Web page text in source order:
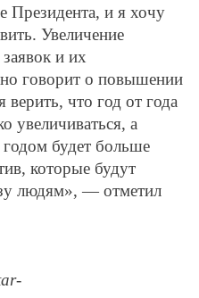
и я хочу
Увеличение
и их
говорит о повышении
верить, что год от года
увеличиваться, а
будет больше
которые будут
людям», — отметил